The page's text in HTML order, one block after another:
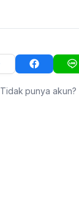
Tidak punya akun?